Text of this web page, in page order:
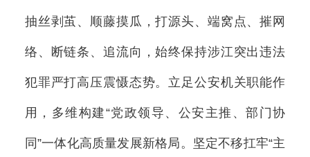
抽丝剥茧、顺藤摸瓜，打源头、端窝点、摧网
络、断链条、追流向，始终保持涉江突出违法
犯罪严打高压震慑态势。立足公安机关职能作
用，多维构建“党政领导、公安主推、部门协
同”一体化高质量发展新格局。坚定不移扛牢“主